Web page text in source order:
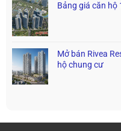
Bảng giá căn hộ
Mở bán Rivea
hộ chung cư